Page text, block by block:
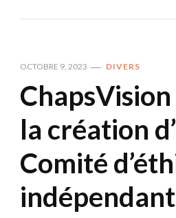
OCTOBRE 9, 2023 DIVERS
la création
Comité